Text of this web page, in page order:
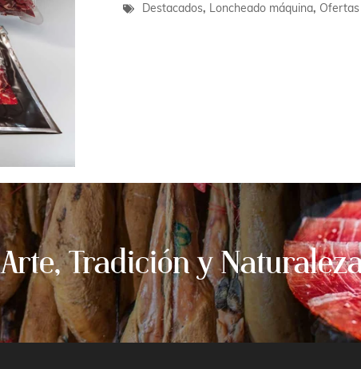
Destacados, Loncheado máquina, Ofertas
Arte, Tradición y